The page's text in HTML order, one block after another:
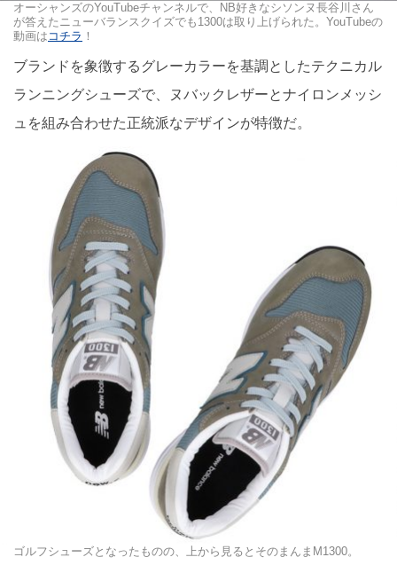
オーシャンズのYouTubeチャンネルで、NB好きなシソンヌ長谷川さん
が答えたニューバランスクイズでも1300は取り上げられた。YouTubeの
動画は コチラ ！
ブランドを象徴するグレーカラーを基調としたテクニカル
ランニングシューズで、ヌバックレザーとナイロンメッシ
ュを組み合わせた正統派なデザインが特徴だ。
ゴルフシューズとなったものの、上から見るとそのまんまM1300。